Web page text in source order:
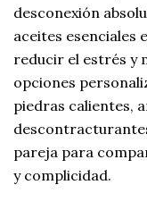
desconexión
aceites esenciales
reducir el estrés y
opciones
piedras calientes,
pareja para
y complicidad.